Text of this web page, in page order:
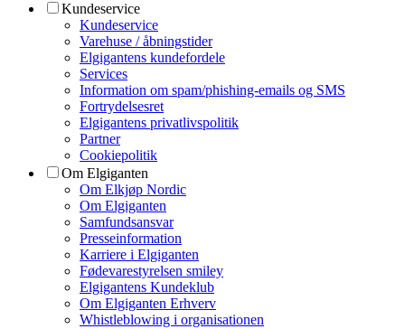
Kundeservice
Kundeservice
Varehuse / åbningstider
Elgigantens kundefordele
Services
Information om spam/phishing-emails og SMS
Fortrydelsesret
Elgigantens privatlivspolitik
Partner
Cookiepolitik
Om Elgiganten
Om Elkjøp Nordic
Om Elgiganten
Samfundsansvar
Presseinformation
Karriere i Elgiganten
Fødevarestyrelsen smiley
Elgigantens Kundeklub
Om Elgiganten Erhverv
Whistleblowing i organisationen